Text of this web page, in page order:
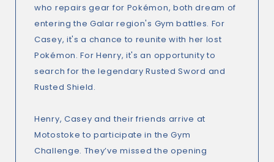
who repairs gear for Pokémon, both dream of
entering the Galar region's Gym battles. For
Casey, it's a chance to reunite with her lost
Pokémon. For Henry, it's an opportunity to
search for the legendary Rusted Sword and
Rusted Shield.
Henry, Casey and their friends arrive at
Motostoke to participate in the Gym
Challenge. They’ve missed the opening